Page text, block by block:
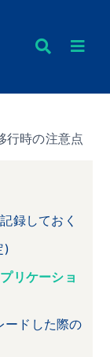
行時の注意点
録しておく
)
リケーショ
ードした際の